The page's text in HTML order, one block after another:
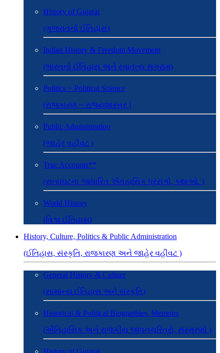
History of Gujarat
(ગુજરાતનો ઈતિહાસ)
Indian History & Freedom Movement
(ભારતનો ઈતિહાસ અને સ્વાતંત્ર્ય સંગ્રામ)
Politics ~ Political Science
(રાજકારણ ~ રાજ્યશાસ્ત્ર )
Public Administration
(જાહેર વહીવટ )
True Accounts**
(સત્યઘટના આધારિત ઐતહાસિક પ્રસંગો, કથાઓ. )
World History
(વિશ્વ ઈતિહાસ)
History, Culture, Politics & Public Administration
(ઈતિહાસ, સંસ્કૃતિ, રાજકારણ અને જાહેર વહીવટ )
General History & Culture
(સામાન્ય ઈતિહાસ અને સંસ્કૃતિ)
Historical & Political Biographies, Memoirs
(ઐતિહાસિક અને રાજકીય જીવનચરિત્રો, સંસ્મરણો )
History of Gujarat